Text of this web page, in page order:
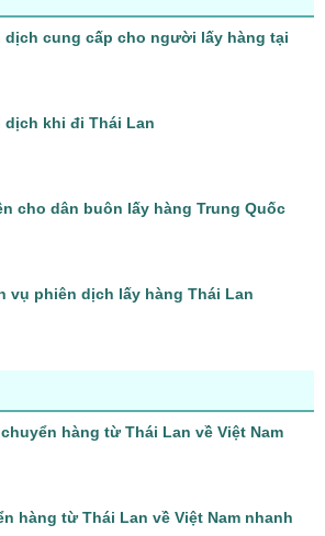
dịch cung cấp cho người lấy hàng tại
dịch khi đi Thái Lan
cho dân buôn lấy hàng Trung Quốc
vụ phiên dịch lấy hàng Thái Lan
hàng từ Thái Lan về Việt Nam
hàng từ Thái Lan về Việt Nam nhanh